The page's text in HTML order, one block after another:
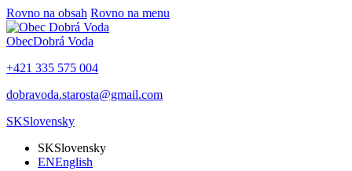
Rovno na obsah Rovno na menu
ObecDobrá Voda
+421 335 575 004
dobravoda.starosta@gmail.com
SKSlovensky
SKSlovensky
ENEnglish